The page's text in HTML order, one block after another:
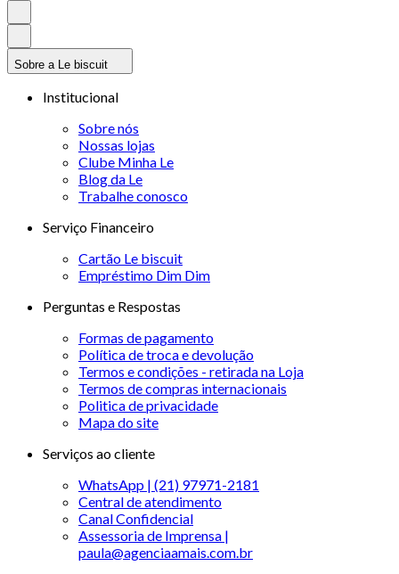
Sobre a Le biscuit
Institucional
Sobre nós
Nossas lojas
Clube Minha Le
Blog da Le
Trabalhe conosco
Serviço Financeiro
Cartão Le biscuit
Empréstimo Dim Dim
Perguntas e Respostas
Formas de pagamento
Política de troca e devolução
Termos e condições - retirada na Loja
Termos de compras internacionais
Politica de privacidade
Mapa do site
Serviços ao cliente
WhatsApp | (21) 97971-2181
Central de atendimento
Canal Confidencial
Assessoria de Imprensa |
paula@agenciaamais.com.br